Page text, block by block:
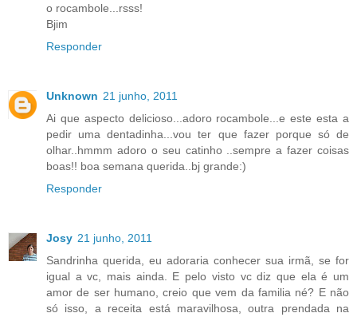
o rocambole...rsss!
Bjim
Responder
Unknown 21 junho, 2011
Ai que aspecto delicioso...adoro rocambole...e este esta a
pedir uma dentadinha...vou ter que fazer porque só de
olhar..hmmm adoro o seu catinho ..sempre a fazer coisas
boas!! boa semana querida..bj grande:)
Responder
Josy 21 junho, 2011
Sandrinha querida, eu adoraria conhecer sua irmã, se for
igual a vc, mais ainda. E pelo visto vc diz que ela é um
amor de ser humano, creio que vem da familia né? E não
só isso, a receita está maravilhosa, outra prendada na